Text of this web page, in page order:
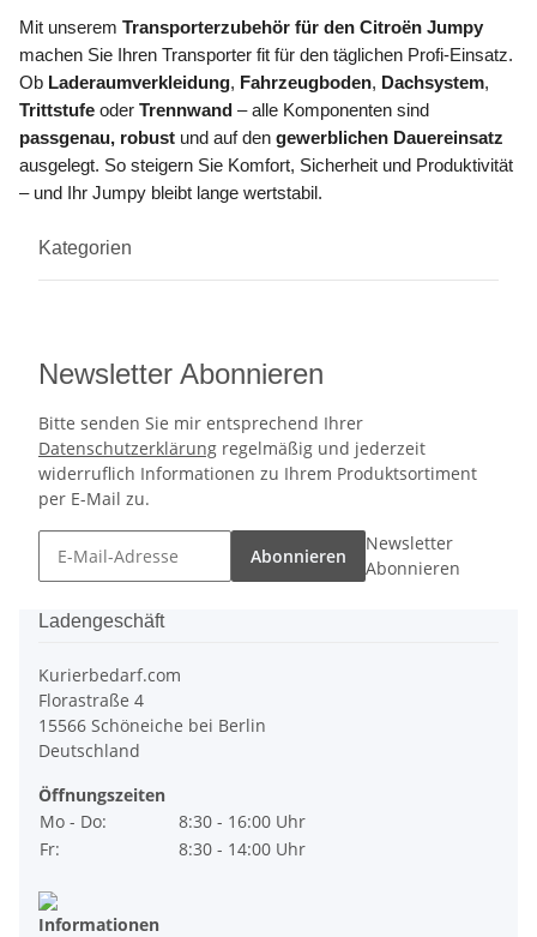
Mit unserem Transporterzubehör für den Citroën Jumpy
machen Sie Ihren Transporter fit für den täglichen Profi-Einsatz.
Ob Laderaumverkleidung, Fahrzeugboden, Dachsystem,
Trittstufe oder Trennwand – alle Komponenten sind
passgenau, robust und auf den gewerblichen Dauereinsatz
ausgelegt. So steigern Sie Komfort, Sicherheit und Produktivität
– und Ihr Jumpy bleibt lange wertstabil.
Kategorien
Newsletter Abonnieren
Bitte senden Sie mir entsprechend Ihrer
Datenschutzerklärung regelmäßig und jederzeit
widerruflich Informationen zu Ihrem Produktsortiment
per E-Mail zu.
Abonnieren
Newsletter
Abonnieren
Ladengeschäft
Kurierbedarf.com
Florastraße 4
15566 Schöneiche bei Berlin
Deutschland
Öffnungszeiten
Mo - Do:
8:30 - 16:00 Uhr
Fr:
8:30 - 14:00 Uhr
Informationen